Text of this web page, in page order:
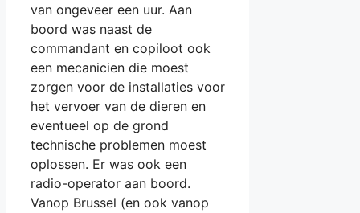
van ongeveer een uur. Aan
boord was naast de
commandant en copiloot ook
een mecanicien die moest
zorgen voor de installaties voor
het vervoer van de dieren en
eventueel op de grond
technische problemen moest
oplossen. Er was ook een
radio-operator aan boord.
Vanop Brussel (en ook vanop